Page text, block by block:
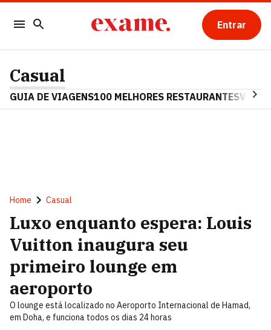
Entrar
Casual
GUIA DE VIAGENS100 MELHORES RESTAURANTES
Home Casual
Luxo enquanto espera: Louis
Vuitton inaugura seu
primeiro lounge em
aeroporto
O lounge está localizado no Aeroporto Internacional de Hamad,
em Doha, e funciona todos os dias 24 horas